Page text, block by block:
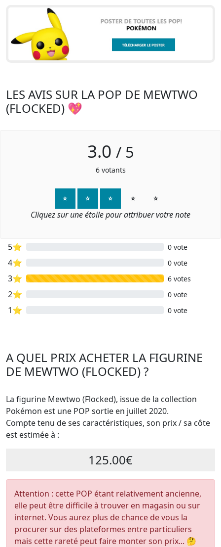
LES AVIS SUR LA POP DE MEWTWO
(FLOCKED) 💖
3.0 / 5
6votants
⭐ ⭐ ⭐ ⭐ ⭐
Cliquez sur une étoile pour attribuer votre note
5⭐ 0 vote
4⭐ 0 vote
3⭐ 6 votes
2⭐ 0 vote
1⭐ 0 vote
A QUEL PRIX ACHETER LA FIGURINE
DE MEWTWO (FLOCKED) ?
La figurine Mewtwo (Flocked), issue de la collection
Pokémon est une POP sortie en juillet 2020.
Compte tenu de ses caractéristiques, son prix / sa côte
est estimée à :
125.00€
Attention : cette POP étant relativement ancienne,
elle peut être difficile à trouver en magasin ou sur
internet. Vous aurez plus de chance de vous la
procurer sur des plateformes entre particuliers
mais cette rareté peut faire monter son prix... 🤔